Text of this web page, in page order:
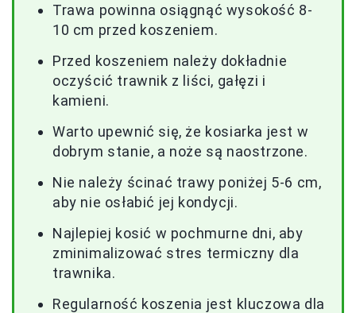
Trawa powinna osiągnąć wysokość 8-
10 cm przed koszeniem.
Przed koszeniem należy dokładnie
oczyścić trawnik z liści, gałęzi i
kamieni.
Warto upewnić się, że kosiarka jest w
dobrym stanie, a noże są naostrzone.
Nie należy ścinać trawy poniżej 5-6 cm,
aby nie osłabić jej kondycji.
Najlepiej kosić w pochmurne dni, aby
zminimalizować stres termiczny dla
trawnika.
Regularność koszenia jest kluczowa dla